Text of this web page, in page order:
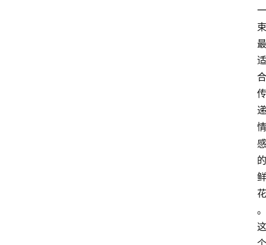
一
束
最
适
合
传
递
情
感
的
鲜
花
。
这